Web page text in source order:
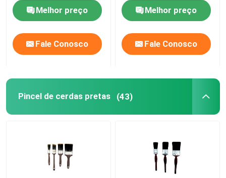
Rolo de pintura de microfibra
sacos da tela não tecida
Melhor preço
Fale Conosco
Melhor preço
Fale Conosco
Pincel de cerdas pretas (43)